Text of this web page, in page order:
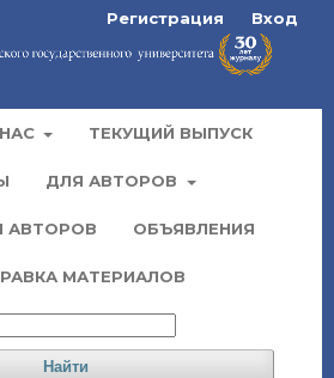
ТЕКУЩИЙ ВЫПУСК
ДЛЯ АВТОРОВ
АВТОРОВ ОБЪЯВЛЕНИЯ
МАТЕРИАЛОВ
Найти
Регистрация Вход